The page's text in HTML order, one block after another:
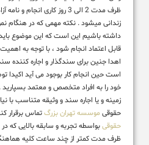
ظرف مدت 2 الی 3 روز کاری
زندانی میشود . نکته مهمی که در هنگام
داشته باشیم این است که این موضوع
قابل اعتماد انجام شود ، با توجه به
اهدا جنین برای سندگذار و اجاره کننده
است حین انجام کار بوجود می آید اکیدا
خود را به افراد متخصص و معتمد
زمینه و یا اجاره سند و وثیقه متناسب با
حقوقی موسسه تهران بزرگتماس برقرار
حقوقیبواسطه تجربه و سابقه بالایی که در
ظرف مدت کمتر از چند ساعت کلیه